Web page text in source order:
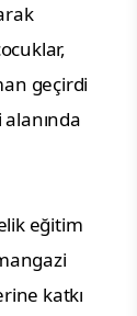
geçirdi
eğitim
katkı